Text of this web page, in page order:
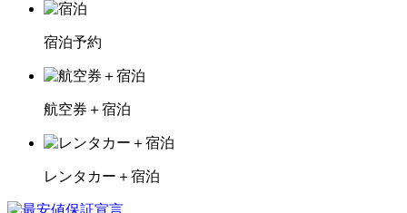
宿泊予約
航空券＋宿泊
レンタカー＋宿泊